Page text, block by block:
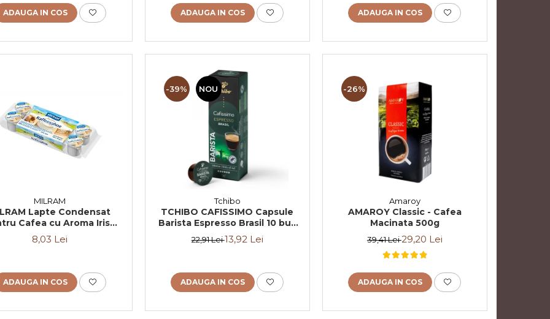
ADAUGA IN COS ADAUGA IN COS ADAUGA IN COS
MILRAM
Lapte Condensat
Cafea cu Aroma Irish
Cream 10x14g
8,03 Lei
ADAUGA IN COS
-39% NOU
Tchibo
TCHIBO CAFISSIMO Capsule
Barista Espresso Brasil 10 buc
80g (27.10.2026)
22,91 Lei13,92 Lei
ADAUGA IN COS
-26%
Amaroy
AMAROY Classic - Cafea
Macinata 500g
39,41 Lei29,20 Lei
ADAUGA IN COS